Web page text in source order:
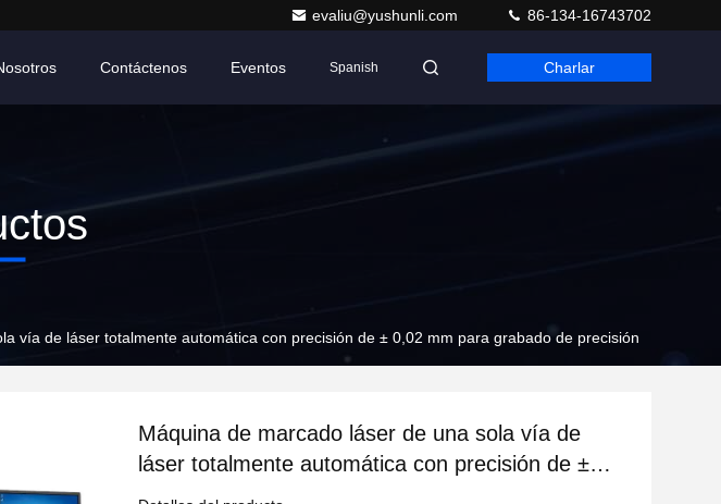
evaliu@yushunli.com 86-134-16743702
Contáctenos Eventos Spanish Charlar
vía de láser totalmente automática con precisión de ± 0,02 mm para grabado de precisión
Máquina de marcado láser de una sola vía de
láser totalmente automática con precisión de ±
0,02 mm para grabado de precisión